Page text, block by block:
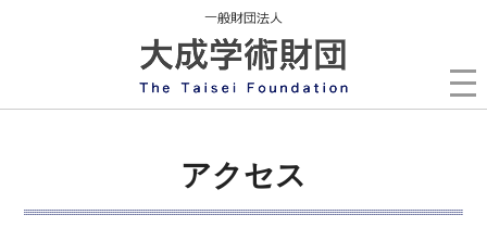
アクセス